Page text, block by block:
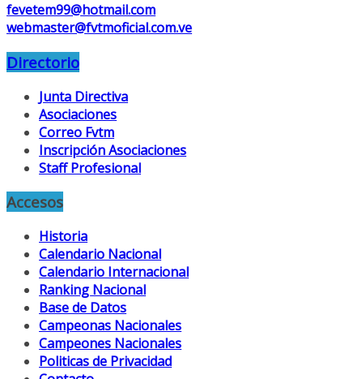
fevetem99@hotmail.com
webmaster@fvtmoficial.com.ve
Directorio
Junta Directiva
Asociaciones
Correo Fvtm
Inscripción Asociaciones
Staff Profesional
Accesos
Historia
Calendario Nacional
Calendario Internacional
Ranking Nacional
Base de Datos
Campeonas Nacionales
Campeones Nacionales
Politicas de Privacidad